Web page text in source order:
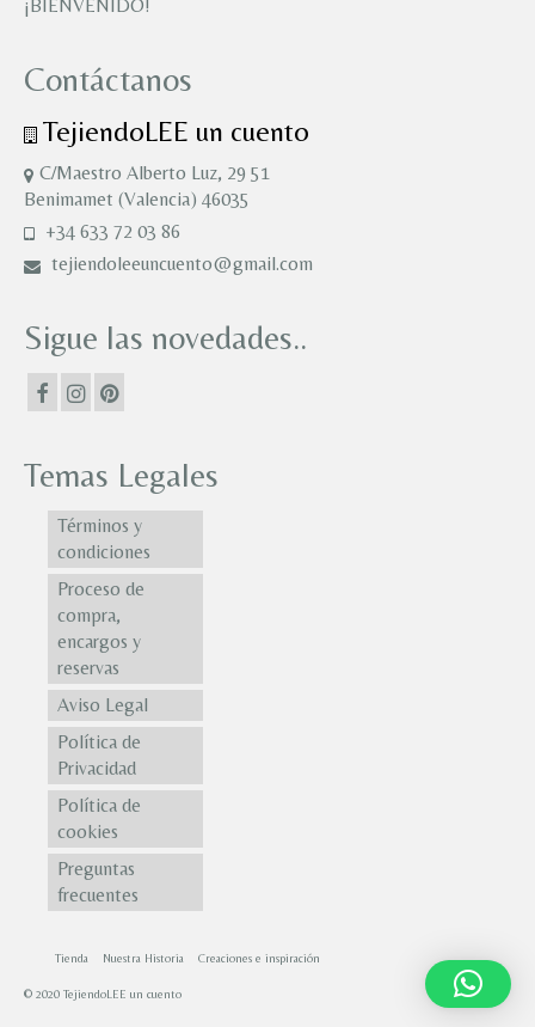
¡BIENVENIDO!
Contáctanos
TejiendoLEE un cuento
C/Maestro Alberto Luz, 29 51
Benimamet (Valencia) 46035
+34 633 72 03 86
tejiendoleeuncuento@gmail.com
Sigue las novedades..
Temas Legales
Términos y
condiciones
Proceso de
compra,
encargos y
reservas
Aviso Legal
Política de
Privacidad
Política de
cookies
Preguntas
frecuentes
Tienda Nuestra Historia Creaciones e inspiración
© 2020 TejiendoLEE un cuento